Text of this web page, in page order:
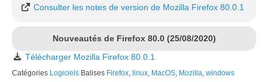
Consulter les notes de version de Mozilla Firefox 80.0.1
Nouveautés de Firefox 80.0 (25/08/2020)
Télécharger Mozilla Firefox 80.0.1
Catégories Logiciels Balises Firefox, linux, MacOS, Mozilla, windows